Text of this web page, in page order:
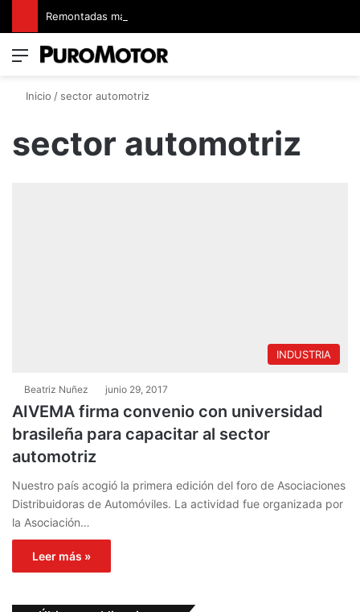
Menú
Inicio / sector automotriz
sector automotriz
INDUSTRIA
Beatriz Nuñez junio 29, 2017
AIVEMA firma convenio con universidad
brasileña para capacitar al sector
automotriz
Nuestro país acogió la primera edición del foro de Asociaciones
Distribuidoras de Automóviles. La actividad fue organizada por
la Asociación…
Leer más »